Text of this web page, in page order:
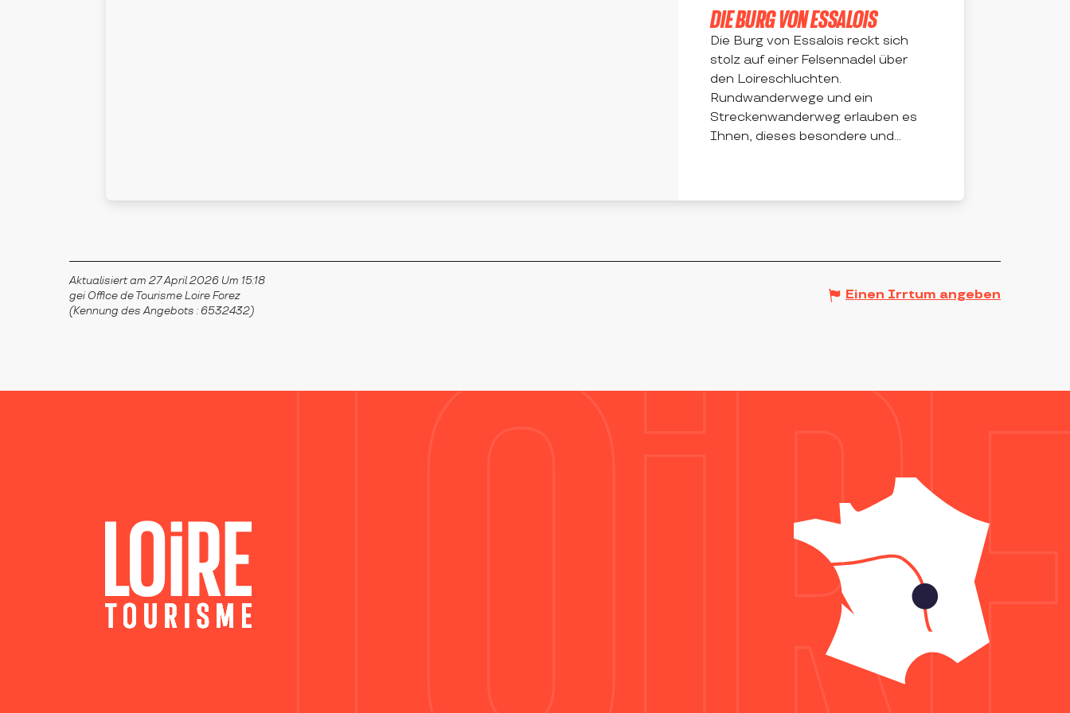
DIE BURG VON ESSALOIS
Die Burg von Essalois reckt sich
stolz auf einer Felsennadel über
den Loireschluchten.
Rundwanderwege und ein
Streckenwanderweg erlauben es
Ihnen, dieses besondere und...
Aktualisiert am 27 April 2026 Um 15:18
gei Office de Tourisme Loire Forez
(Kennung des Angebots : 6532432)
Einen Irrtum angeben